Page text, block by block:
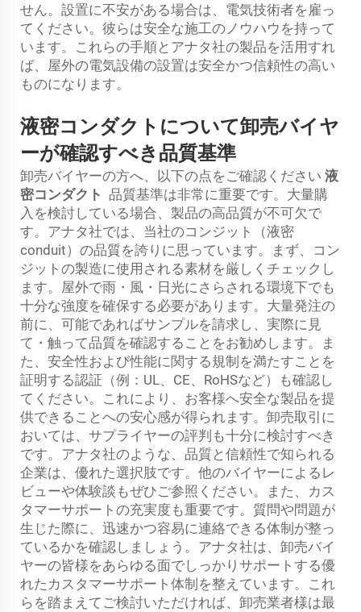
せん。設置に不安がある場合は、電気技術者を雇っ
てください。彼らは安全な施工のノウハウを持って
います。これらの手順とアナタ社の製品を活用すれ
ば、屋外の電気設備の設置は安全かつ信頼性の高い
ものになります。
液密コンダクトについて卸売バイヤ
ーが確認すべき品質基準
卸売バイヤーの方へ、以下の点をご確認ください 液
密コンダクト 品質基準は非常に重要です。大量購
入を検討している場合、製品の高品質が不可欠で
す。アナタ社では、当社のコンジット（液密
conduit）の品質を誇りに思っています。まず、コン
ジットの製造に使用される素材を厳しくチェックし
ます。屋外で雨・風・日光にさらされる環境下でも
十分な強度を確保する必要があります。大量発注の
前に、可能であればサンプルを請求し、実際に見
て・触って品質を確認することをお勧めします。ま
た、安全性および性能に関する規制を満たすことを
証明する認証（例：UL、CE、RoHSなど）も確認し
てください。これにより、お客様へ安全な製品を提
供できることへの安心感が得られます。卸売取引に
おいては、サプライヤーの評判も十分に検討すべき
です。アナタ社のような、品質と信頼性で知られる
企業は、優れた選択肢です。他のバイヤーによるレ
ビューや体験談もぜひご参照ください。また、カス
タマーサポートの充実度も重要です。質問や問題が
生じた際に、迅速かつ容易に連絡できる体制が整っ
ているかを確認しましょう。アナタ社は、卸売バイ
ヤーの皆様をあらゆる面でしっかりサポートする優
れたカスタマーサポート体制を整えています。これ
らを踏まえてご検討いただければ、卸売業者様は最